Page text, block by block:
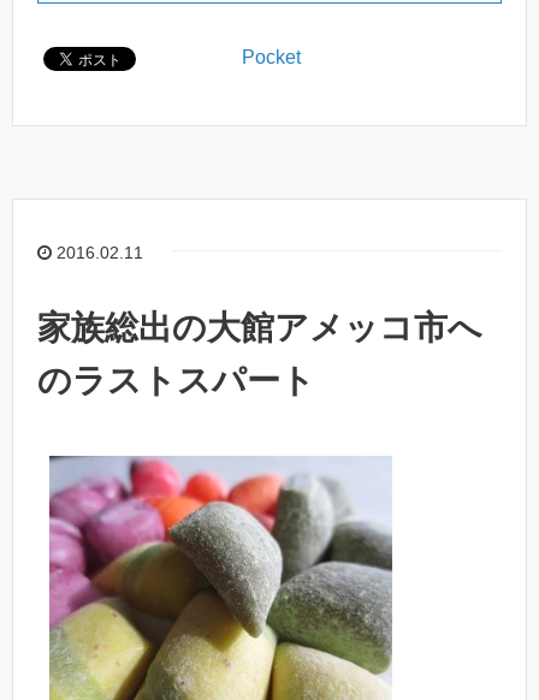
Pocket
2016.02.11
家族総出の大館アメッコ市へ
のラストスパート